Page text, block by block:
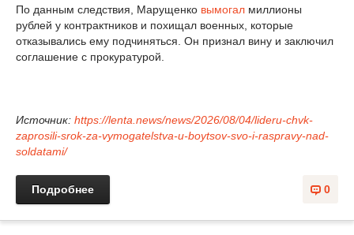
По данным следствия, Марущенко вымогал миллионы
рублей у контрактников и похищал военных, которые
отказывались ему подчиняться. Он признал вину и заключил
соглашение с прокуратурой.
Источник: https://lenta.news/news/2026/08/04/lideru-chvk-
zaprosili-srok-za-vymogatelstva-u-boytsov-svo-i-raspravy-nad-
soldatami/
0
Подробнее